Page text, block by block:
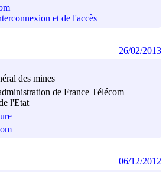
et de l'accès
des mines
de France Télécom
l'Etat
26/02/2013
06/12/2012